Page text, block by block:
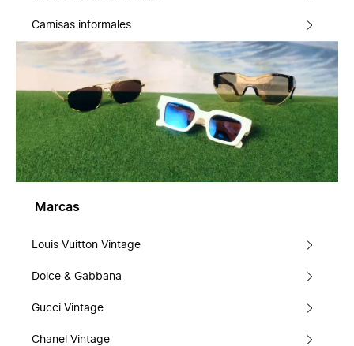
Camisas informales
Marcas
Louis Vuitton Vintage
Dolce & Gabbana
Gucci Vintage
Chanel Vintage